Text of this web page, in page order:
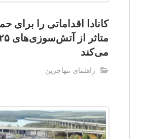
کانادا اقداماتی را برای
می‌کند
راهنمای مهاجرین